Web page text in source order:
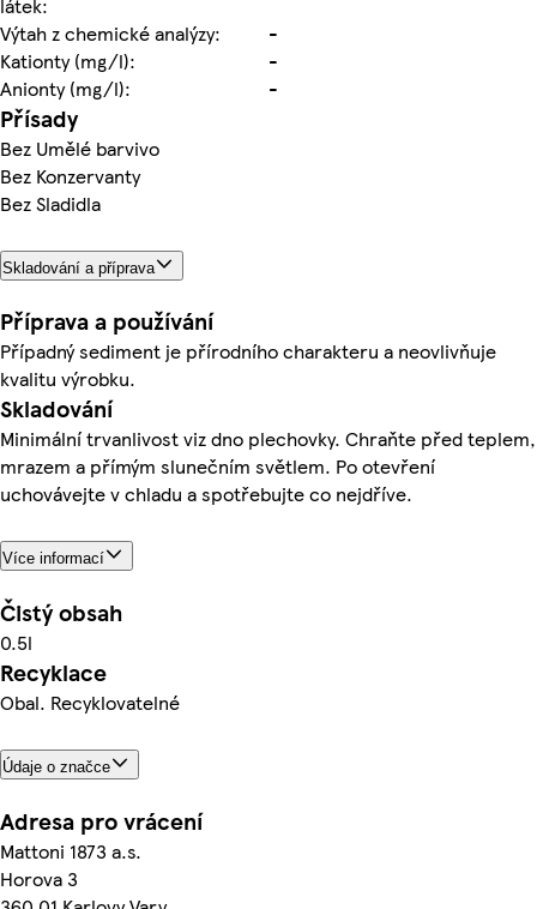
Výtah z chemické analýzy:
-
Kationty (mg/l):
-
Anionty (mg/l):
-
Přísady
Bez Umělé barvivo
Bez Konzervanty
Bez Sladidla
Skladování a příprava
Příprava a používání
Případný sediment je přírodního charakteru a neovlivňuje
kvalitu výrobku.
Skladování
Minimální trvanlivost viz dno plechovky. Chraňte před teplem,
mrazem a přímým slunečním světlem. Po otevření
uchovávejte v chladu a spotřebujte co nejdříve.
Více informací
Čistý obsah
0.5l
Recyklace
Obal. Recyklovatelné
Údaje o značce
Adresa pro vrácení
Mattoni 1873 a.s.
Horova 3